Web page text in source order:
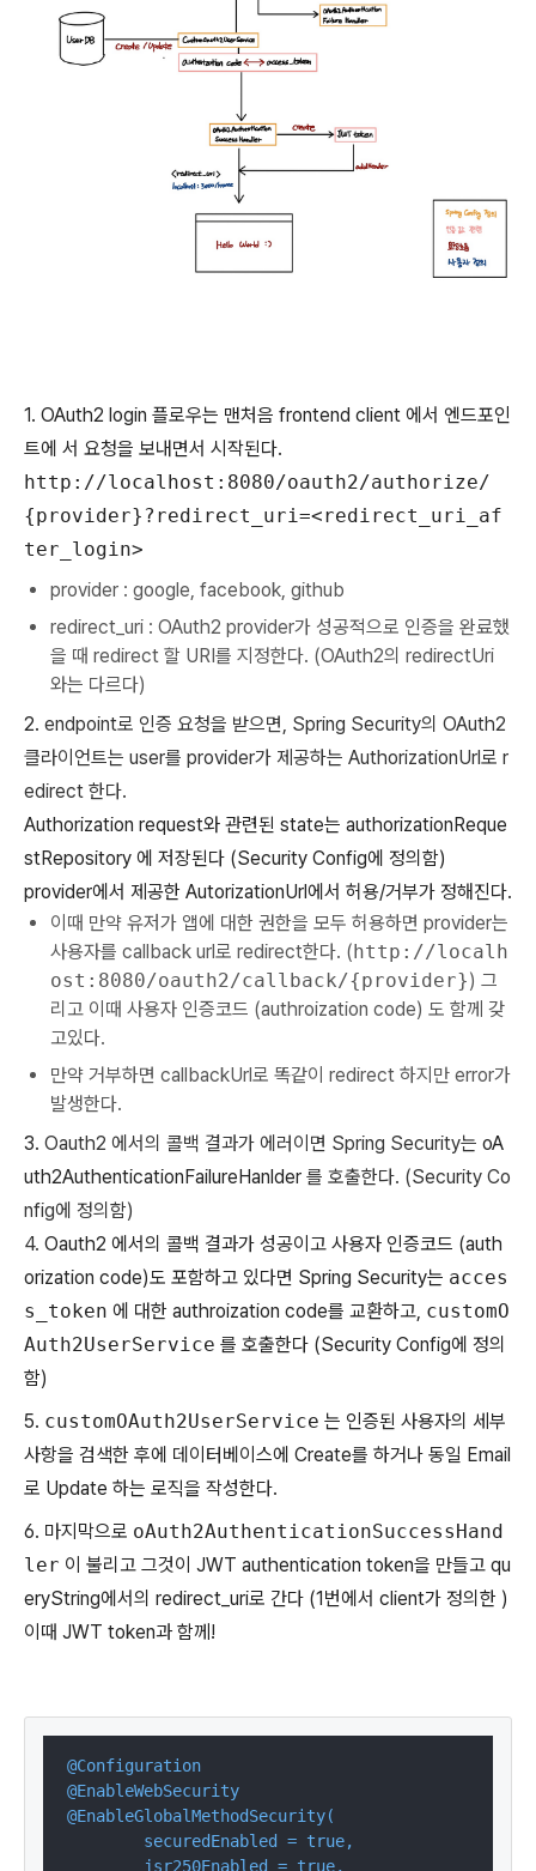
1. OAuth2 login 플로우는 맨처음 frontend client 에서 엔드포인
트에 서 요청을 보내면서 시작된다.
http://localhost:8080/oauth2/authorize/
{provider}?redirect_uri=<redirect_uri_af
ter_login>
provider : google, facebook, github
redirect_uri : OAuth2 provider가 성공적으로 인증을 완료했
을 때 redirect 할 URI를 지정한다. (OAuth2의 redirectUri
와는 다르다)
2. endpoint로 인증 요청을 받으면, Spring Security의 OAuth2
클라이언트는 user를 provider가 제공하는 AuthorizationUrl로 r
edirect 한다.
Authorization request와 관련된 state는 authorizationReque
stRepository 에 저장된다 (Security Config에 정의함)
provider에서 제공한 AutorizationUrl에서 허용/거부가 정해진다.
이때 만약 유저가 앱에 대한 권한을 모두 허용하면 provider는
사용자를 callback url로 redirect한다. (http://localh
ost:8080/oauth2/callback/{provider}) 그
리고 이때 사용자 인증코드 (authroization code) 도 함께 갖
고있다.
만약 거부하면 callbackUrl로 똑같이 redirect 하지만 error가
발생한다.
3. Oauth2 에서의 콜백 결과가 에러이면 Spring Security는 oA
uth2AuthenticationFailureHanlder 를 호출한다. (Security Co
nfig에 정의함)
4. Oauth2 에서의 콜백 결과가 성공이고 사용자 인증코드 (auth
orization code)도 포함하고 있다면 Spring Security는 acces
s_token 에 대한 authroization code를 교환하고, customO
Auth2UserService 를 호출한다 (Security Config에 정의
함)
5. customOAuth2UserService 는 인증된 사용자의 세부
사항을 검색한 후에 데이터베이스에 Create를 하거나 동일 Email
로 Update 하는 로직을 작성한다.
6. 마지막으로 oAuth2AuthenticationSuccessHand
ler 이 불리고 그것이 JWT authentication token을 만들고 qu
eryString에서의 redirect_uri로 간다 (1번에서 client가 정의한 )
이때 JWT token과 함께!
@Configuration
@EnableWebSecurity
@EnableGlobalMethodSecurity(
        securedEnabled = true,
        jsr250Enabled = true,